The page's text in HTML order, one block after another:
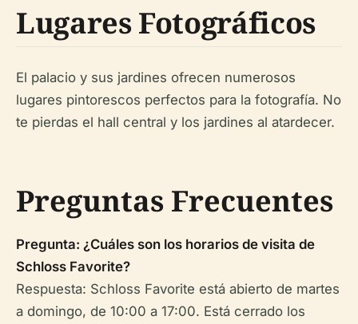
Lugares Fotográficos
El palacio y sus jardines ofrecen numerosos
lugares pintorescos perfectos para la fotografía. No
te pierdas el hall central y los jardines al atardecer.
Preguntas Frecuentes
Pregunta: ¿Cuáles son los horarios de visita de
Schloss Favorite?
Respuesta: Schloss Favorite está abierto de martes
a domingo, de 10:00 a 17:00. Está cerrado los